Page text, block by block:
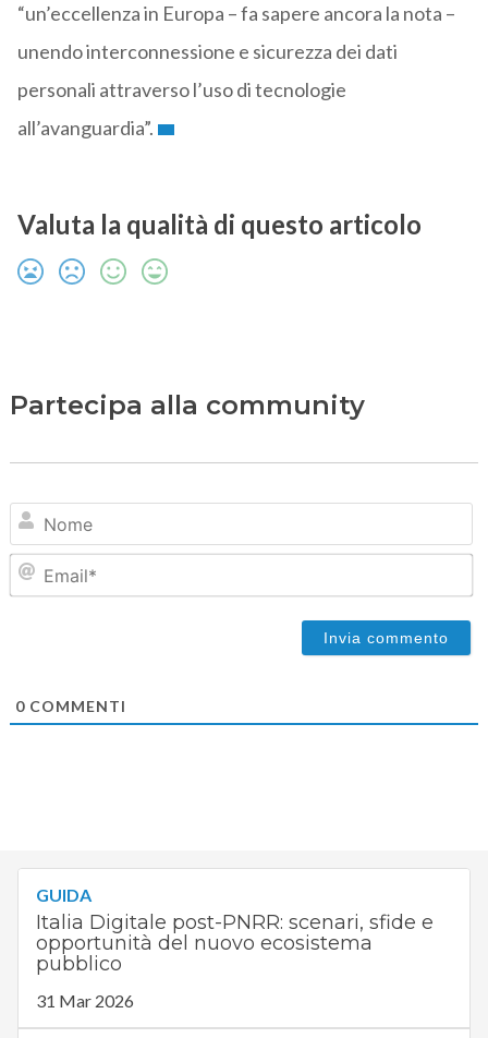
“un’eccellenza in Europa – fa sapere ancora la nota –
unendo interconnessione e sicurezza dei dati
personali attraverso l’uso di tecnologie
all’avanguardia”.
Valuta la qualità di questo articolo
Partecipa alla community
0COMMENTI
GUIDA
Italia Digitale post-PNRR: scenari, sfide e
opportunità del nuovo ecosistema
pubblico
31 Mar 2026